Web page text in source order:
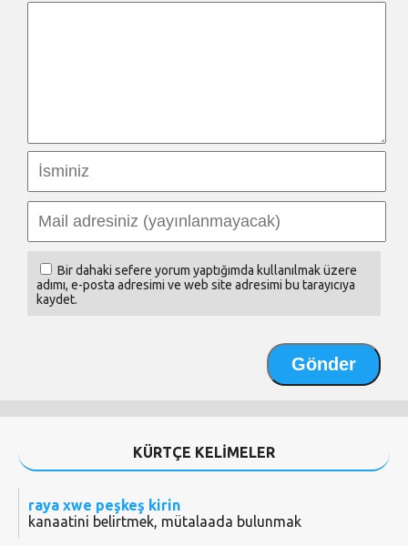
Bir dahaki sefere yorum yaptığımda kullanılmak üzere
adımı, e-posta adresimi ve web site adresimi bu tarayıcıya
kaydet.
KÜRTÇE KELİMELER
raya xwe peşkeş kirin
kanaatini belirtmek, mütalaada bulunmak